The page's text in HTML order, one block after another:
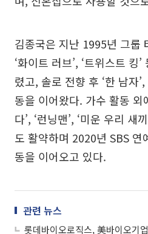
김종국은 지난 1995년 그룹
‘화이트 러브’, ‘트위스트 킹
렸고, 솔로 전향 후 ‘한 남자
동을 이어왔다. 가수 활동 외
다’, ‘런닝맨’, ‘미운 우리 새
도 활약하며 2020년 SBS 연
동을 이어오고 있다.
관련 뉴스
롯데바이오로직스, 美바이오기